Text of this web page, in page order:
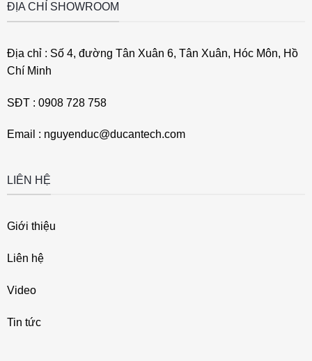
ĐỊA CHỈ SHOWROOM
Địa chỉ : Số 4, đường Tân Xuân 6, Tân Xuân, Hóc Môn, Hồ
Chí Minh
SĐT : 0908 728 758
Email : nguyenduc@ducantech.com
LIÊN HỆ
Giới thiệu
Liên hệ
Video
Tin tức